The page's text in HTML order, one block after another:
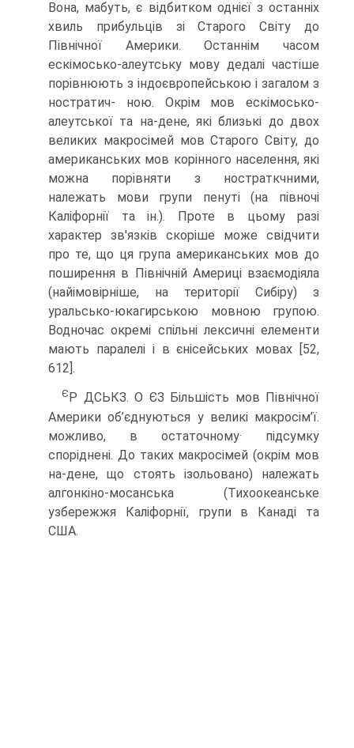
Вона, мабуть, є відбитком однієї з останніх
хвиль прибульців зі Старого Світу до
Північної Америки. Останнім часом
ескімосько-алеутську мову дедалі частіше
порівнюють з індоєвропейською і загалом з
ностратич- ною. Окрім мов ескімосько-
алеутської та на-дене, які близькі до двох
великих макросімей мов Старого Світу, до
американських мов корінного населення, які
можна порівняти з ностраткчними,
належать мови групи пенуті (на півночі
Каліфорнії та ін.). Проте в цьому разі
характер зв'язків скоріше може свідчи­ти
про те, що ця група американських мов до
поширення в Північній Америці взаємодіяла
(найімовірніше, на території Сибіру) з
уральсько-юкагирською мов­ною групою.
Водночас окремі спільні лексичні елементи
мають паралелі і в єнісейських мовах [52,
612].
Є Р ДСЬКЗ. О ЄЗ Більшість мов Північної
Америки об’єднуються у ве­ликі макросім’ї.
можливо, в остаточному· підсумку
споріднені. До таких макросімей (окрім мов
на-дене, що стоять ізольовано) на­лежать
алгонкіно-мосанська (Тихоокеанське
узбережжя Каліфорнії, групи в Ка­наді та
США.